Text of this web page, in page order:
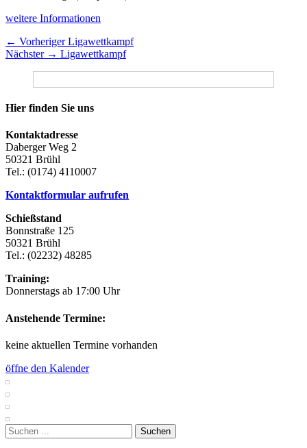
weitere Informationen
Beitragsnavigation
← Vorheriger Vorheriger
Beitrag:
Ligawettkampf
Nächster → Nächster
Ligawettkampf
Hier finden Sie uns
Kontaktadresse
Daberger Weg 2
50321 Brühl
Tel.: (0174) 4110007
Kontaktformular aufrufen
Schießstand
Bonnstraße 125
50321 Brühl
Tel.: (02232) 48285
Training:
Donnerstags ab 17:00 Uhr
Anstehende Termine:
keine aktuellen Termine vorhanden
öffne den Kalender
Suchen
nach: